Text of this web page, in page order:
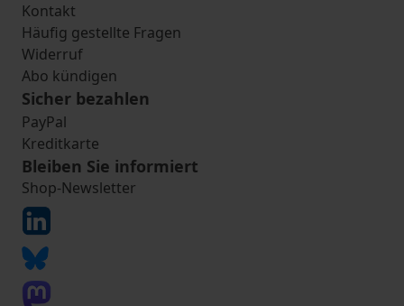
Kontakt
Häufig gestellte Fragen
Widerruf
Abo kündigen
Sicher bezahlen
PayPal
Kreditkarte
Bleiben Sie informiert
Shop-Newsletter